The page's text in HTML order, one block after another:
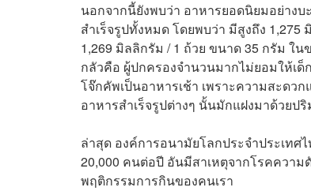
นอกจากนี้ยังพบว่า อาหารยอดนิยมอย่าง
สำเร็จรูปทั้งหมด โดยพบว่า มีสูงถึง
1,269 มิลลิกรัม / 1 ถ้วย ขนาด 35 กรัม
กลัวคือ ผู้ปกครองจำนวนมากไม่ยอมให้เ
โจ๊กคัพเป็นอาหารเช้า เพราะความสะด
อาหารสำเร็จรูปต่างๆ นั้นมักแฝงมาด้วยป
ล่าสุด องค์การอนามัยโลกประจำประเทศ
20,000 คนต่อปี อันมีสาเหตุจากโรคควา
พฤติกรรมการกินของคนเรา